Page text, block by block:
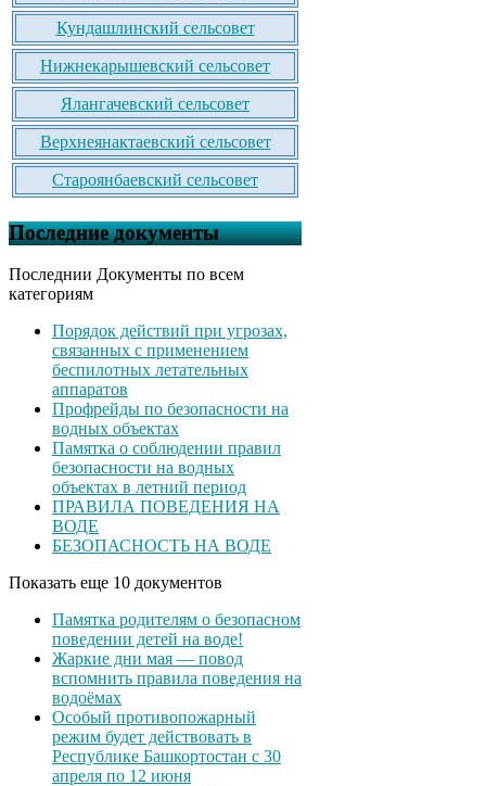
Кундашлинский сельсовет
Нижнекарышевский сельсовет
Ялангачевский сельсовет
Верхнеянактаевский сельсовет
Староянбаевский сельсовет
Последние документы
Последнии Документы по всем
категориям
Порядок действий при угрозах,
связанных с применением
беспилотных летательных
аппаратов
Профрейды по безопасности на
водных объектах
Памятка о соблюдении правил
безопасности на водных
объектах в летний период
ПРАВИЛА ПОВЕДЕНИЯ НА
ВОДЕ
БЕЗОПАСНОСТЬ НА ВОДЕ
Показать еще 10 документов
Памятка родителям о безопасном
поведении детей на воде!
Жаркие дни мая — повод
вспомнить правила поведения на
водоёмах
Особый противопожарный
режим будет действовать в
Республике Башкортостан с 30
апреля по 12 июня